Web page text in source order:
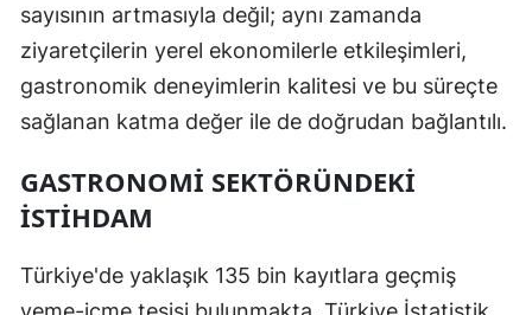
sayısının artmasıyla değil; aynı zamanda
ziyaretçilerin yerel ekonomilerle etkileşimleri,
gastronomik deneyimlerin kalitesi ve bu süreçte
sağlanan katma değer ile de doğrudan bağlantılı.
GASTRONOMI SEKTÖRÜNDEKI
İSTIHDAM
Türkiye'de yaklaşık 135 bin kayıtlara geçmiş